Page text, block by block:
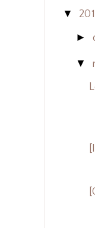
▼
►
▼